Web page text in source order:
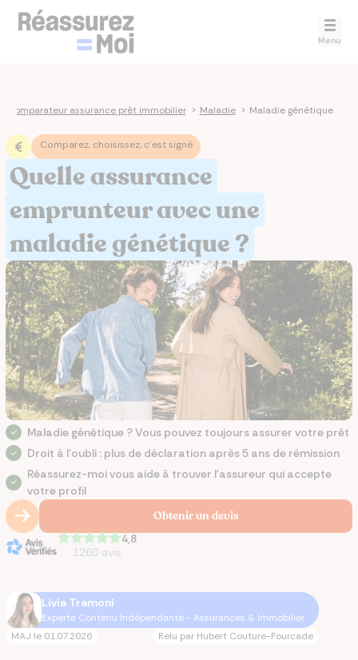
Menu
Comparateur assurance prêt immobilier > Maladie > Maladie génétique
Comparez, choisissez, c'est signé
Quelle assurance
emprunteur avec une
maladie génétique ?
Maladie génétique ? Vous pouvez toujours assurer votre prêt
Droit à l’oubli : plus de déclaration après 5 ans de rémission
Réassurez-moi vous aide à trouver l’assureur qui accepte
votre profil
Obtenir un devis
4,8
1260 avis
Livia Tramoni
Experte Contenu Indépendante - Assurances & Immobilier
MAJ le 01.07.2026 Relu par Hubert Couture-Fourcade